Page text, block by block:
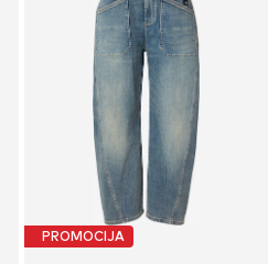
PROMOCIJA